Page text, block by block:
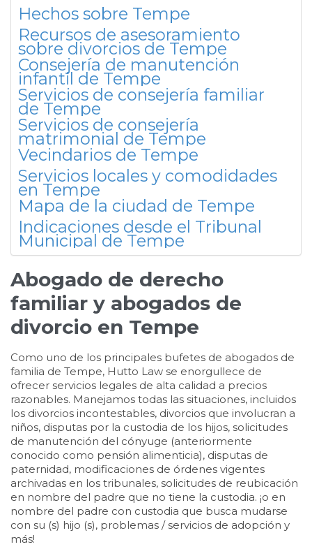
Hechos sobre Tempe
Recursos de asesoramiento
sobre divorcios de Tempe
Consejería de manutención
infantil de Tempe
Servicios de consejería familiar
de Tempe
Servicios de consejería
matrimonial de Tempe
Vecindarios de Tempe
Servicios locales y comodidades
en Tempe
Mapa de la ciudad de Tempe
Indicaciones desde el Tribunal
Municipal de Tempe
Abogado de derecho
familiar y abogados de
divorcio en Tempe
Como uno de los principales bufetes de abogados de
familia de Tempe, Hutto Law se enorgullece de
ofrecer servicios legales de alta calidad a precios
razonables. Manejamos todas las situaciones, incluidos
los divorcios incontestables, divorcios que involucran a
niños, disputas por la custodia de los hijos, solicitudes
de manutención del cónyuge (anteriormente
conocido como pensión alimenticia), disputas de
paternidad, modificaciones de órdenes vigentes
archivadas en los tribunales, solicitudes de reubicación
en nombre del padre que no tiene la custodia. ¡o en
nombre del padre con custodia que busca mudarse
con su (s) hijo (s), problemas / servicios de adopción y
más!